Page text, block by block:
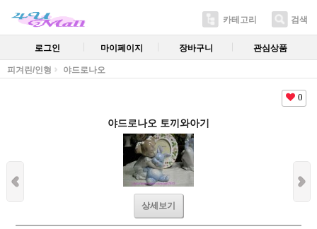
카테고리 검색
로그인 마이페이지 장바구니 관심상품
피겨린/인형 야드로나오
0
야드로나오 토끼와아기
상세보기